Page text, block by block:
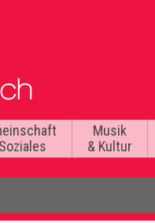
Musik
& Kultur